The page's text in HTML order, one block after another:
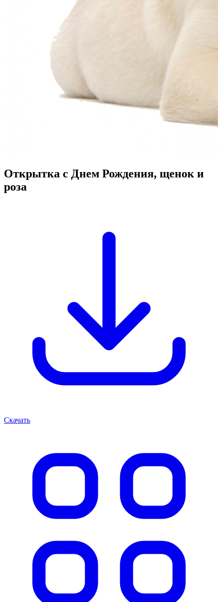
Открытка с Днем Рождения, щенок и
роза
Скачать